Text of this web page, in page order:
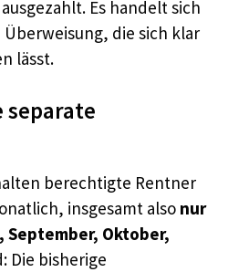
Es handelt sich
die sich klar
lässt.
separate
berechtigte Rentner
insgesamt also nur
September, Oktober,
Die bisherige